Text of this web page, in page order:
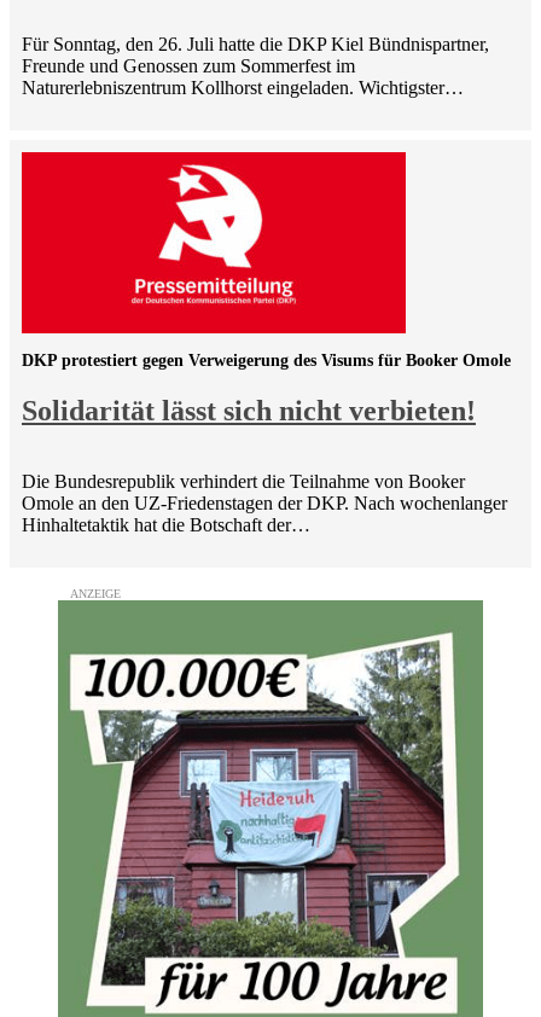
Für Sonntag, den 26. Juli hatte die DKP Kiel Bündnispartner,
Freunde und Genossen zum Sommerfest im
Naturerlebniszentrum Kollhorst eingeladen. Wichtigster…
Solidarität lässt sich nicht verbieten!
DKP protestiert gegen Verweigerung des Visums für Booker Omole
Die Bundesrepublik verhindert die Teilnahme von Booker
Omole an den UZ-Friedenstagen der DKP. Nach wochenlanger
Hinhaltetaktik hat die Botschaft der…